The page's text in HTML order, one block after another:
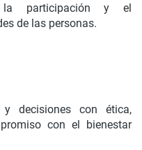
participación y el
de las personas.
y decisiones con ética,
con el bienestar